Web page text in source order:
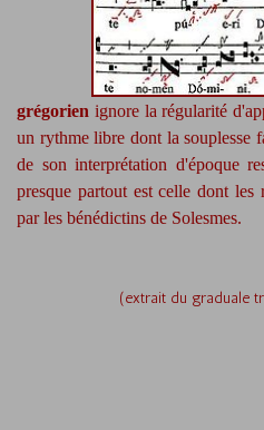
grégorien ignore la régularité
un rythme libre dont la souplesse
de son interprétation d'époque
presque partout est celle dont
par les bénédictins de Solesmes.
(extrait du graduale